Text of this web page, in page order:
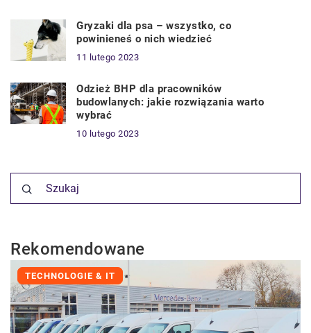
Gryzaki dla psa – wszystko, co
powinieneś o nich wiedzieć
11 lutego 2023
Odzież BHP dla pracowników
budowlanych: jakie rozwiązania warto
wybrać
10 lutego 2023
Rekomendowane
TECHNOLOGIE & IT